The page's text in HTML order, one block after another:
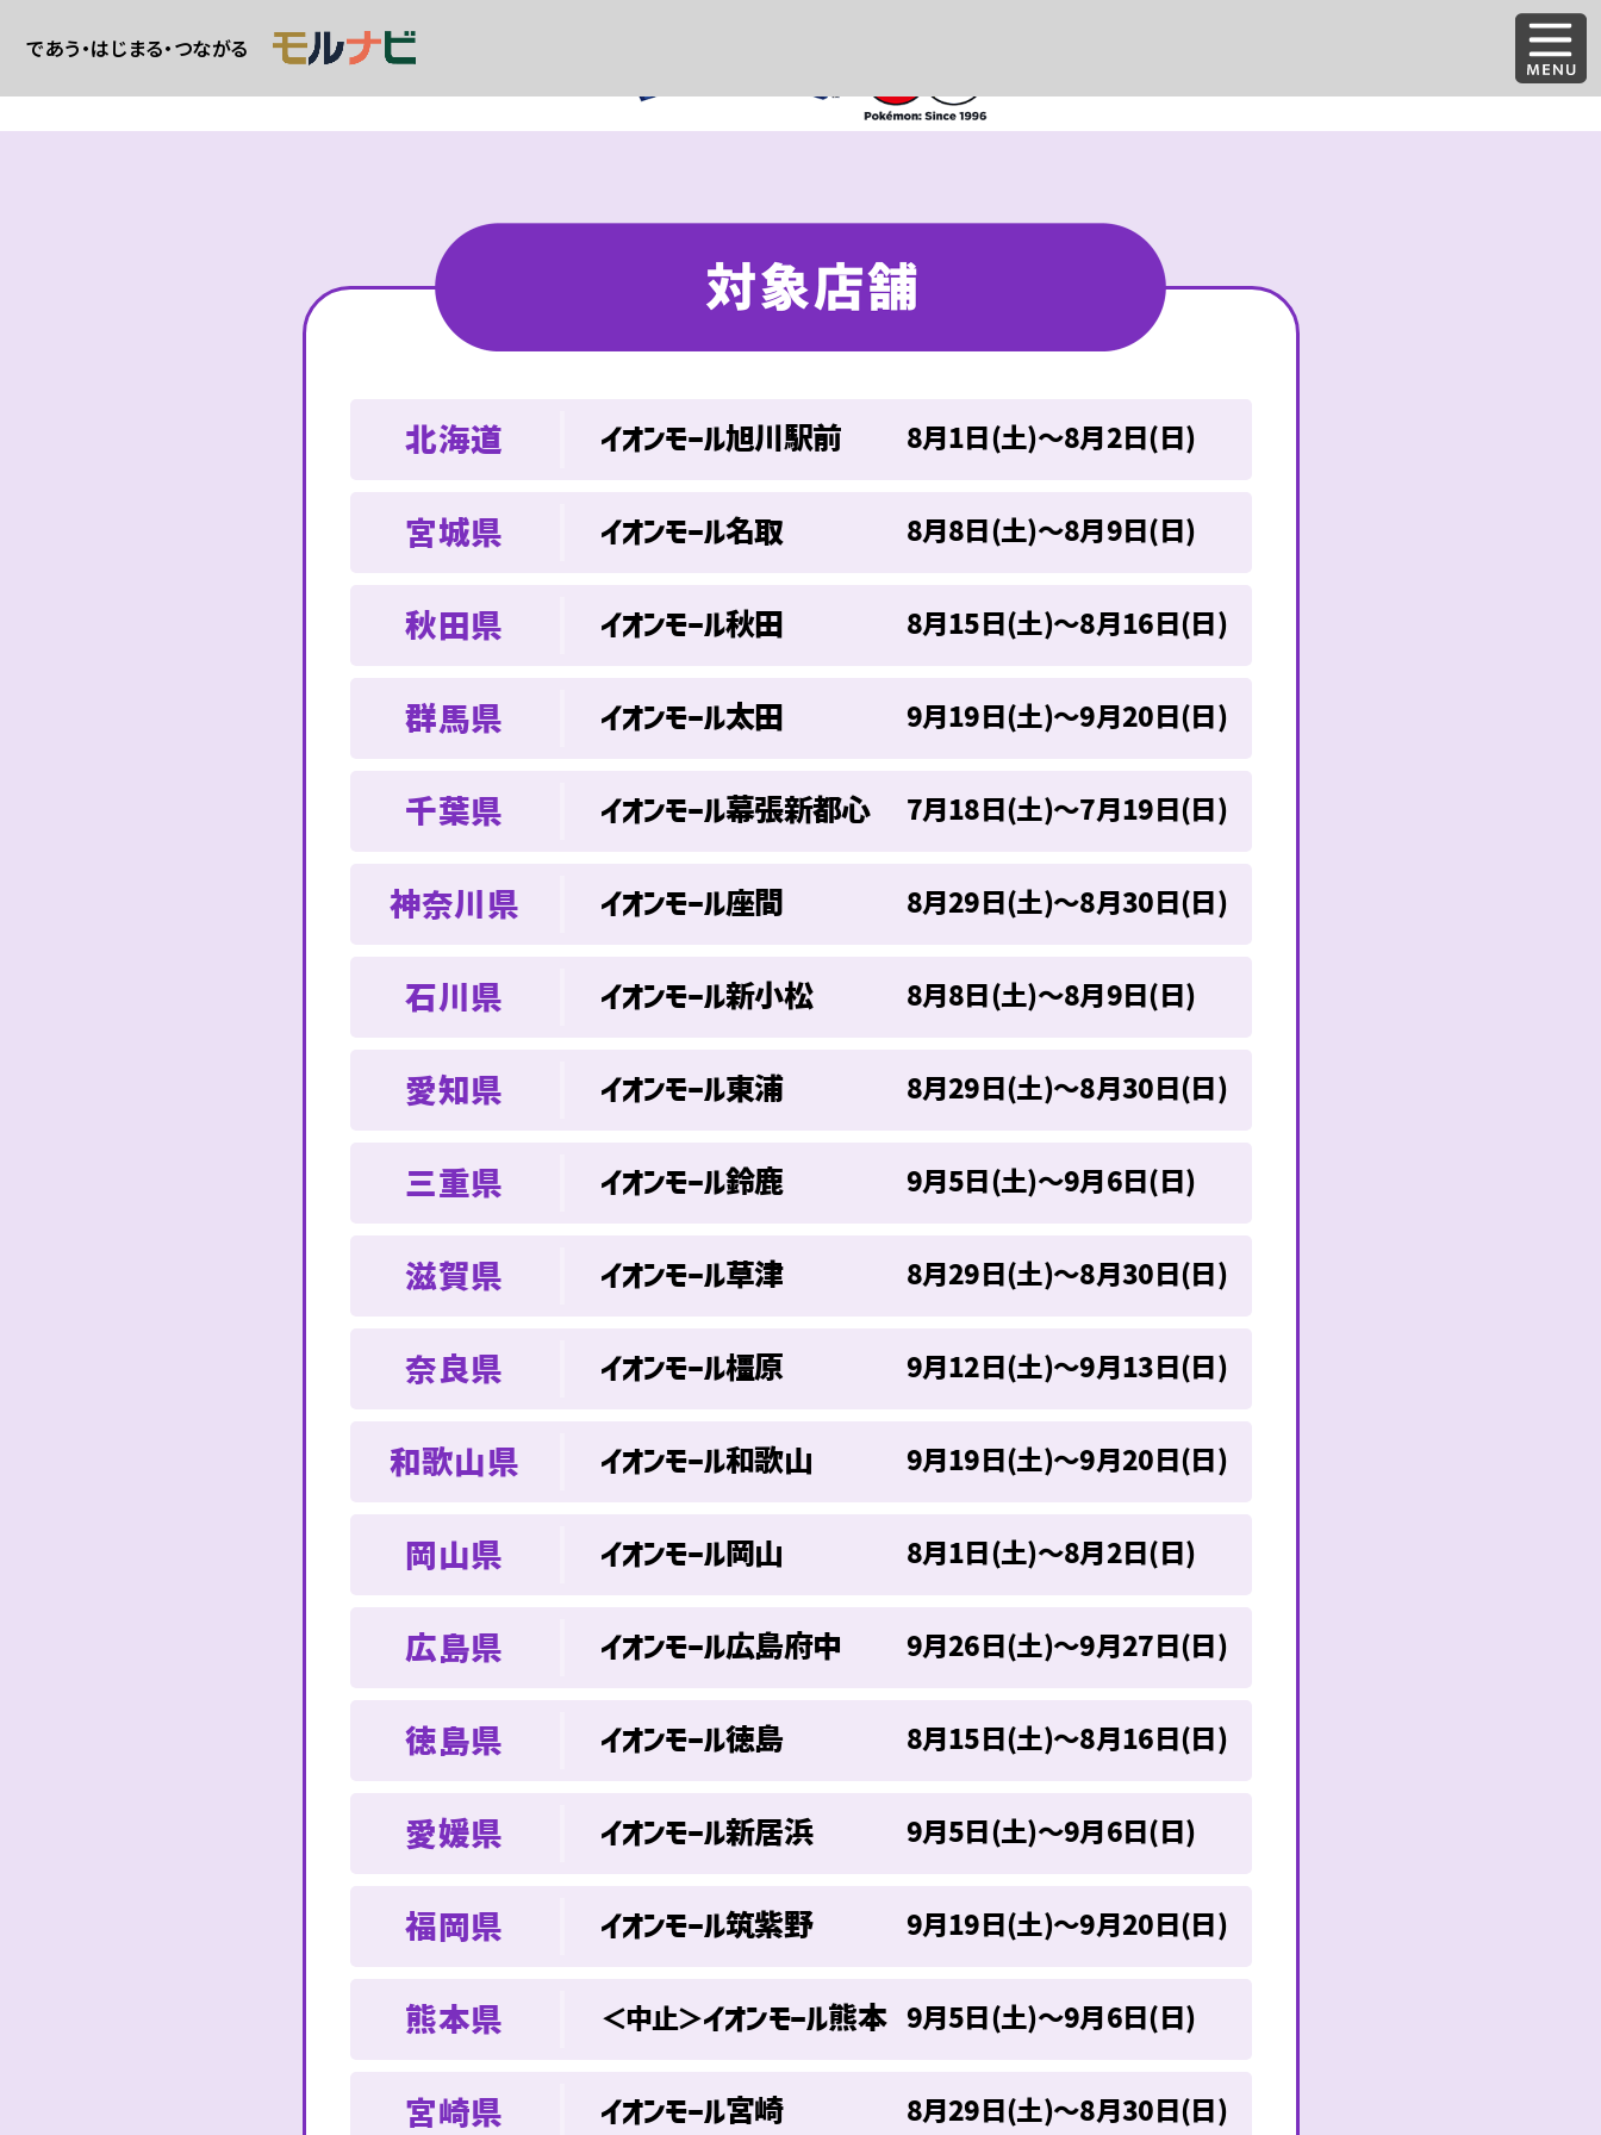
であう・はじまる・つながる
北海道 イオンモール旭川駅前 8月1日(土)～8月2日(日)
宮城県 イオンモール名取 8月8日(土)～8月9日(日)
秋田県 イオンモール秋田 8月15日(土)～8月16日(日)
群馬県 イオンモール太田 9月19日(土)～9月20日(日)
千葉県 イオンモール幕張新都心 7月18日(土)～7月19日(日)
神奈川県 イオンモール座間 8月29日(土)～8月30日(日)
石川県 イオンモール新小松 8月8日(土)～8月9日(日)
愛知県 イオンモール東浦 8月29日(土)～8月30日(日)
三重県 イオンモール鈴鹿 9月5日(土)～9月6日(日)
滋賀県 イオンモール草津 8月29日(土)～8月30日(日)
奈良県 イオンモール橿原 9月12日(土)～9月13日(日)
和歌山県 イオンモール和歌山 9月19日(土)～9月20日(日)
岡山県 イオンモール岡山 8月1日(土)～8月2日(日)
広島県 イオンモール広島府中 9月26日(土)～9月27日(日)
徳島県 イオンモール徳島 8月15日(土)～8月16日(日)
愛媛県 イオンモール新居浜 9月5日(土)～9月6日(日)
福岡県 イオンモール筑紫野 9月19日(土)～9月20日(日)
熊本県 ＜中止＞イオンモール熊本 9月5日(土)～9月6日(日)
宮崎県 イオンモール宮崎 8月29日(土)～8月30日(日)